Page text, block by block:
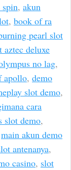
spin, akun
, book of ra
pearl slot
aztec deluxe
no lag,
apollo, demo
slot demo,
cara
slot demo,
main akun demo
antenanya,
casino, slot